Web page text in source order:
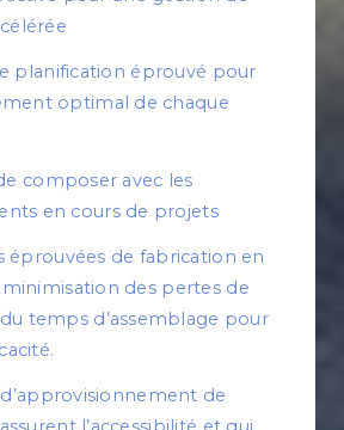
planification éprouvé pour
optimal de chaque
composer avec les
en cours de projets
éprouvées de fabrication en
minimisation des pertes de
temps d’assemblage pour
de